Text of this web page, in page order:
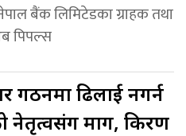
बैंक लिमिटेडका ग्राहक तथा
पिपल्स
गठनमा ढिलाई नगर्न
नेतृत्वसंग माग, किरण